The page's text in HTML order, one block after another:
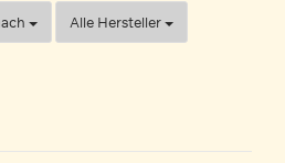
Alle Hersteller